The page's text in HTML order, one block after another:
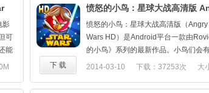
小鸟们是进入到太空中了！他们遇到
是黄金陨石蛋。看到外星鸟站上弹弓
后，拥有丰富抢蛋经验的小鸟们马上
一起抢回鸟蛋。
在新版游戏中，这些小鸟们将会换上
备，而且游戏的玩法会有所改变，虽
影
可
能
演
愤怒的小鸟：星球大战高清版
Star Wars HD
愤怒的小鸟：星球大战高清版（
Wars HD）是Android平台一款由
的小鸟》系列的最新作品。小鸟们会
点，比如红鸟会挥舞光剑、黄鸟能发
鸟发出攻击的炮塔，让小猪们不再完
2014-03-10 下载：37253次 大
下 载